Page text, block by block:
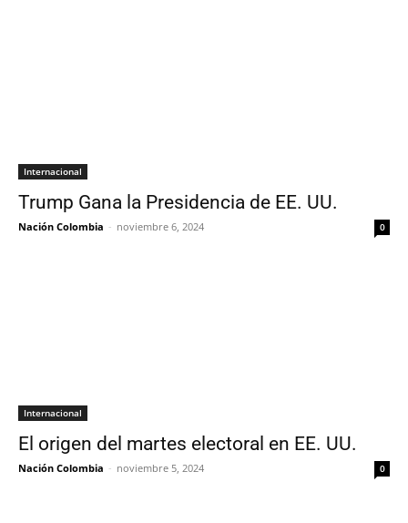
Internacional
Trump Gana la Presidencia de EE. UU.
Nación Colombia - noviembre 6, 2024 0
Internacional
El origen del martes electoral en EE. UU.
Nación Colombia - noviembre 5, 2024 0